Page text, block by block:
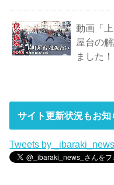
動画「
屋台の
ました！
サイト更新状況もお知
Tweets by